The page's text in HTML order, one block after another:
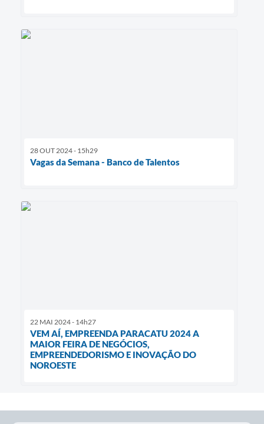
28 OUT 2024 - 15h29
Vagas da Semana - Banco de Talentos
22 MAI 2024 - 14h27
VEM AÍ, EMPREENDA PARACATU 2024 A
MAIOR FEIRA DE NEGÓCIOS,
EMPREENDEDORISMO E INOVAÇÃO DO
NOROESTE